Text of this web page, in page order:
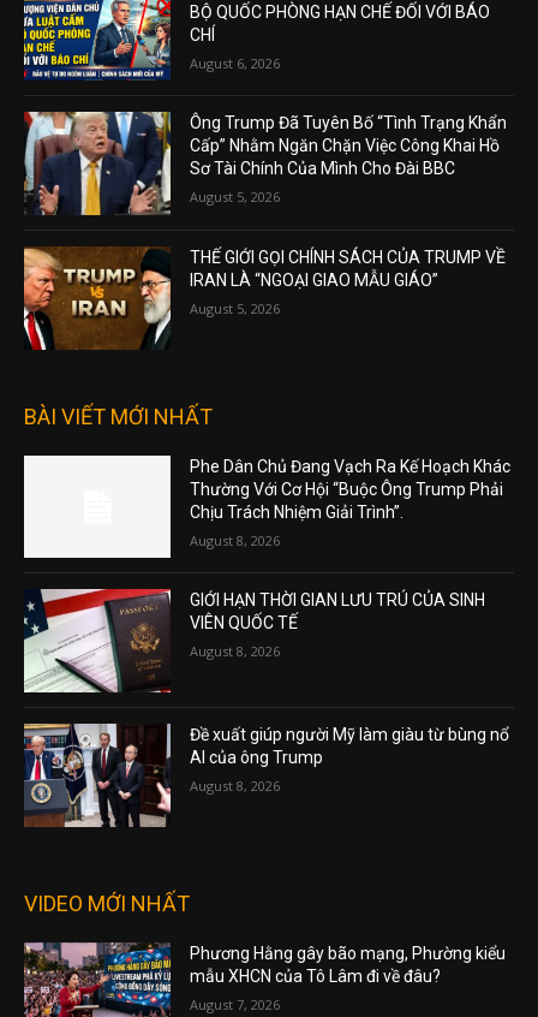
BỘ QUỐC PHÒNG HẠN CHẾ ĐỐI VỚI BÁO
CHÍ
August 6, 2026
Ông Trump Đã Tuyên Bố “Tình Trạng Khẩn
Cấp” Nhằm Ngăn Chặn Việc Công Khai Hồ
Sơ Tài Chính Của Mình Cho Đài BBC
August 5, 2026
THẾ GIỚI GỌI CHÍNH SÁCH CỦA TRUMP VỀ
IRAN LÀ “NGOẠI GIAO MẪU GIÁO”
August 5, 2026
BÀI VIẾT MỚI NHẤT
Phe Dân Chủ Đang Vạch Ra Kế Hoạch Khác
Thường Với Cơ Hội “Buộc Ông Trump Phải
Chịu Trách Nhiệm Giải Trình”.
August 8, 2026
GIỚI HẠN THỜI GIAN LƯU TRÚ CỦA SINH
VIÊN QUỐC TẾ
August 8, 2026
Đề xuất giúp người Mỹ làm giàu từ bùng nổ
AI của ông Trump
August 8, 2026
VIDEO MỚI NHẤT
Phương Hằng gây bão mạng, Phường kiểu
mẫu XHCN của Tô Lâm đi về đâu?
August 7, 2026